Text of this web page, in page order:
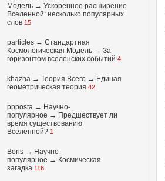
Модель → Ускоренное расширение
Вселенной: несколько популярных
слов 15
particles → Стандартная
Космологическая Модель → За
горизонтом вселенских событий 4
khazha → Теория Всего → Единая
геометрическая теория 42
ppposta → Научно-
популярное → Предшествует ли
время существованию
Вселенной? 1
Boris → Научно-
популярное → Космическая
загадка 116